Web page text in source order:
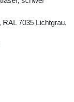
7035 Lichtgrau,